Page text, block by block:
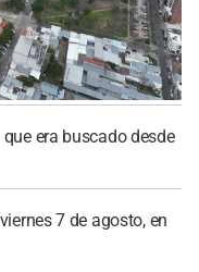
era buscado desde
7 de agosto, en